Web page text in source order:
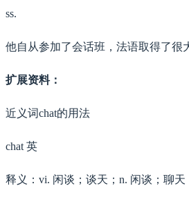
ss.
他自从参加了会话班，法语取得了很
扩展资料：
近义词chat的用法
chat 英
释义：vi. 闲谈；谈天；n. 闲谈；聊天